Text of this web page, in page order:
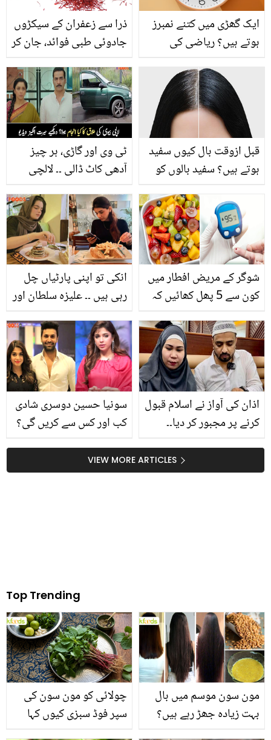
ذرا سے زعفران کے سیکڑوں
جادوئی طبی فوائد، جان کر
جانیں اچھی صحت کے لیے
بہترین نسخہ
ایک گھڑی میں کتنے نمبرز
ہوتے ہیں؟ ریاضی کی
دماغ چکرا دے
ٹی وی اور گاڑی، ہر چیز
آدھی کاٹ ڈالی ۔۔ لالچی
اسے پچھتانے پر مجبور
کیا؟ دیکھیے
قبل ازوقت بال کیوں سفید
ہوتے ہیں؟ سفید بالوں کو
نسخے
انکی تو اپنی پارٹیاں چل
رہی ہیں ۔۔ علیزہ سلطان اور
گھومنے لگیں، سوشل میڈیا
پر نئی بحث چھڑ گئی
شوگر کے مریض افطار میں
کون سے 5 پھل کھائیں کہ
ہو انسولین فکر!
سونیا حسین دوسری شادی
کب اور کس سے کریں گی؟
دلچسپ گفتگو
اذان کی آواز نے اسلام قبول
کرنے پر مجبور کر دیا۔۔
ٹک ٹاکر کو مسلمان کیسے
بنایا؟
VIEW MORE ARTICLES
Top Trending
چولائی کو مون سون کی
سپر فوڈ سبزی کیوں کہا
مون سون موسم میں بال
بہت زیادہ جھڑ رہے ہیں؟